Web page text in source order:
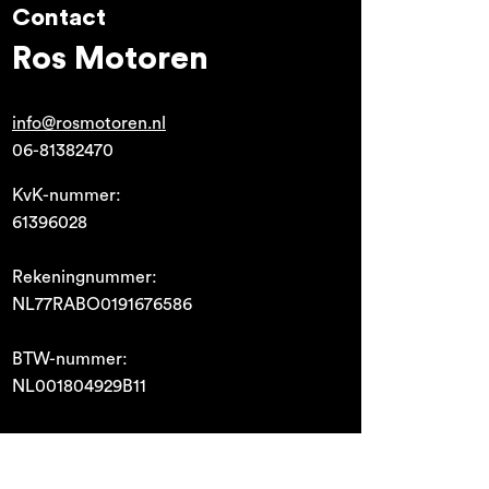
Contact
Ros Motoren
info@rosmotoren.nl
06-81382470
KvK-nummer:
61396028
Rekeningnummer:
NL77RABO0191676586
BTW-nummer:
NL001804929B11